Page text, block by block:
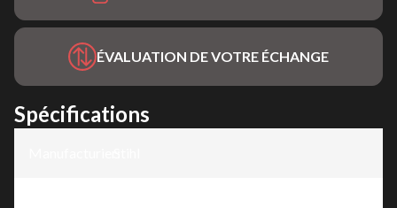
ÉVALUATION DE VOTRE ÉCHANGE
Spécifications